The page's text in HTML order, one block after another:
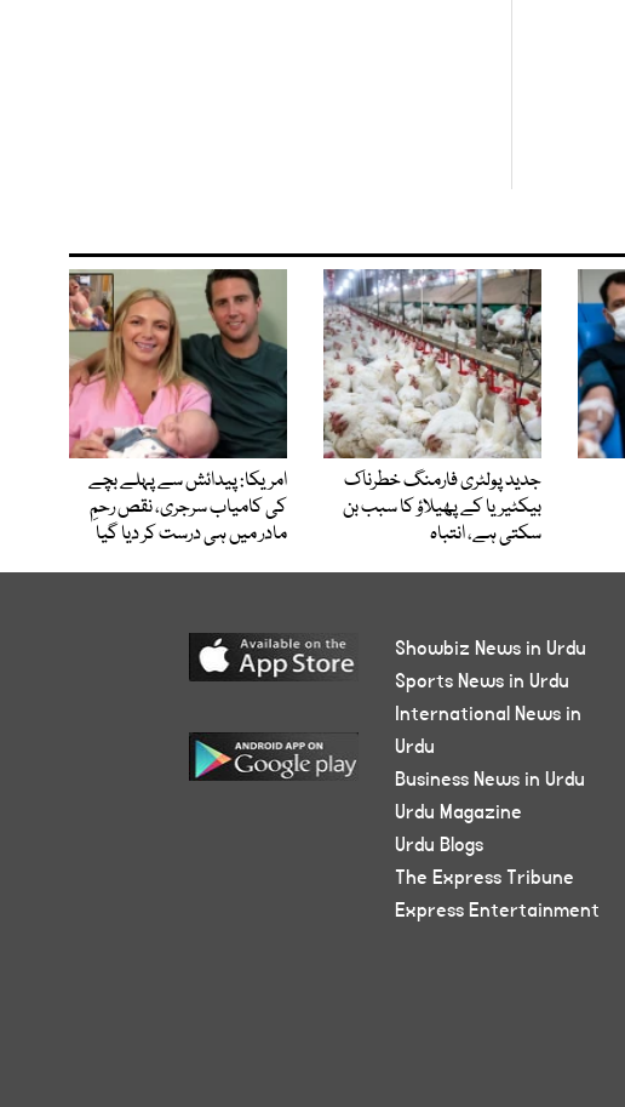
جدید پولٹری فارمنگ خطرناک
بیکٹیریا کے پھیلاؤ کا سبب بن
سکتی ہے، انتباہ
امریکا: پیدائش سے پہلے بچے
کی کامیاب سرجری، نقص رحمِ
مادر میں ہی درست کر دیا گیا
Showbiz News in Urdu
Sports News in Urdu
International News in
Urdu
Business News in Urdu
Urdu Magazine
Urdu Blogs
The Express Tribune
Express Entertainment